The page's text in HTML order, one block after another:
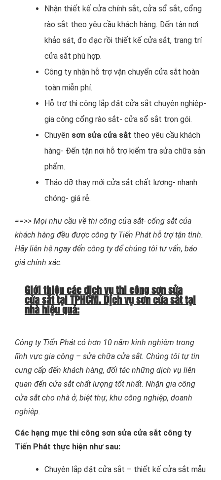
Nhận thiết kế cửa chính sắt, cửa sổ sắt, cổng
rào sắt theo yêu cầu khách hàng. Đến tận nơi
khảo sát, đo đạc rồi thiết kế cửa sắt, trang trí
cửa sắt phù hợp.
Công ty nhận hỗ trợ vận chuyển cửa sắt hoàn
toàn miễn phí.
Hỗ trợ thi công lắp đặt cửa sắt chuyên nghiệp-
gia công cổng rào sắt- cửa sổ sắt trọn gói.
Chuyên sơn sửa cửa sắt theo yêu cầu khách
hàng- Đến tận nơi hỗ trợ kiểm tra sửa chữa sản
phẩm.
Tháo dỡ thay mới cửa sắt chất lượng- nhanh
chóng- giá rẻ.
==>> Mọi nhu cầu về thi công cửa sắt- cổng sắt của
khách hàng đều được công ty Tiến Phát hỗ trợ tận tình.
Hãy liên hệ ngay đến công ty để chúng tôi tư vấn, báo
giá chính xác.
Giới thiệu các dịch vụ thi công sơn sửa
cửa sắt tại TPHCM. Dịch vụ sơn cửa sắt tại
nhà hiệu quả:
Công ty Tiến Phát có hơn 10 năm kinh nghiệm trong
lĩnh vực gia công – sửa chữa cửa sắt. Chúng tôi tự tin
cung cấp đến khách hàng, đối tác những dịch vụ liên
quan đến cửa sắt chất lượng tốt nhất. Nhận gia công
cửa sắt cho nhà ở, biệt thự, khu công nghiệp, doanh
nghiệp.
Các hạng mục thi công sơn sửa cửa sắt công ty
Tiến Phát thực hiện như sau:
Chuyên lắp đặt cửa sắt – thiết kế cửa sắt mẫu